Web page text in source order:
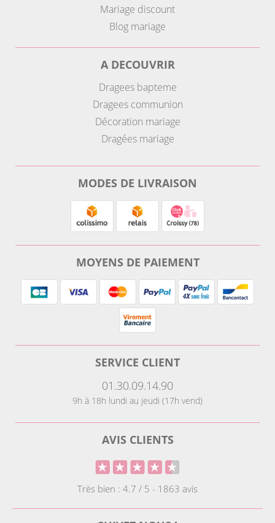
Mariage discount
Blog mariage
A DECOUVRIR
Dragees bapteme
Dragees communion
Décoration mariage
Dragées mariage
MODES DE LIVRAISON
MOYENS DE PAIEMENT
SERVICE CLIENT
01.30.09.14.90
9h à 18h lundi au jeudi (17h vend)
AVIS CLIENTS
Très bien : 4.7 / 5 - 1863 avis